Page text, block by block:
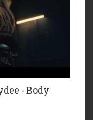
- Body